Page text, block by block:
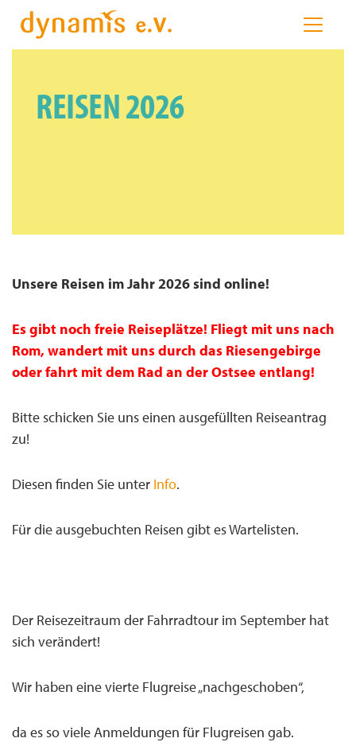
REISEN 2026
Unsere Reisen im Jahr 2026 sind online!
Es gibt noch freie Reiseplätze! Fliegt mit uns nach
Rom, wandert mit uns durch das Riesengebirge
oder fahrt mit dem Rad an der Ostsee entlang!
Bitte schicken Sie uns einen ausgefüllten Reiseantrag
zu!
Diesen finden Sie unter Info.
Für die ausgebuchten Reisen gibt es Wartelisten.
Der Reisezeitraum der Fahrradtour im September hat
sich verändert!
Wir haben eine vierte Flugreise „nachgeschoben“,
da es so viele Anmeldungen für Flugreisen gab.